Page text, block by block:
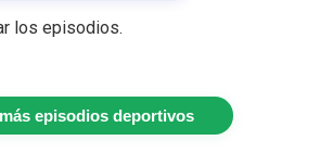
los episodios.
episodios deportivos